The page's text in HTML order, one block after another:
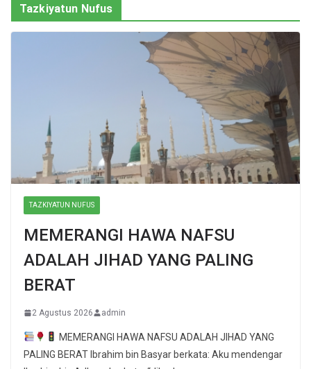
Tazkiyatun Nufus
TAZKIYATUN NUFUS
MEMERANGI HAWA NAFSU
ADALAH JIHAD YANG PALING
BERAT
2 Agustus 2026 admin
MEMERANGI HAWA NAFSU ADALAH JIHAD YANG
PALING BERAT Ibrahim bin Basyar berkata: Aku mendengar